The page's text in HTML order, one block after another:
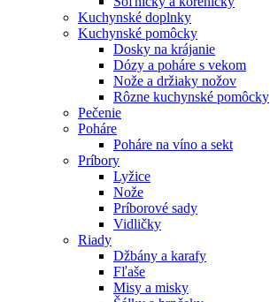
Kuchynské doplnky
Kuchynské pomôcky
Dosky na krájanie
Dózy a poháre s vekom
Nože a držiaky nožov
Rôzne kuchynské pomôcky
Pečenie
Poháre
Poháre na víno a sekt
Príbory
Lyžice
Nože
Príborové sady
Vidličky
Riady
Džbány a karafy
Fľaše
Misy a misky